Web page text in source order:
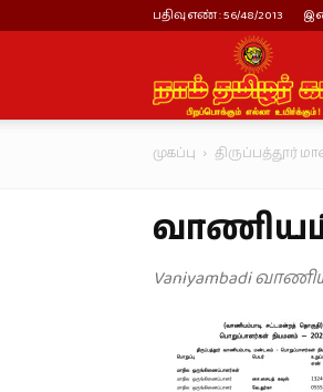
பதிவு எண் : 56/48/2013
முகப்பு திருப்பத்தூர்
Vaniyambadi